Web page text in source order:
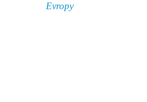
Evropy